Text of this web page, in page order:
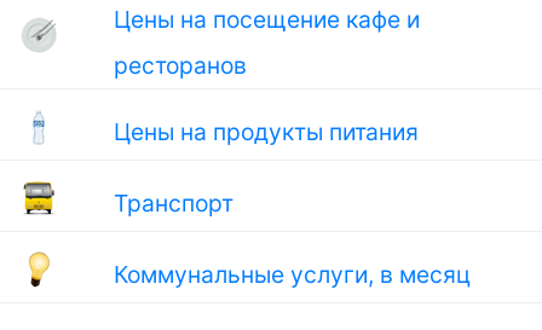
Цены на посещение кафе и
ресторанов
Цены на продукты питания
Транспорт
Коммунальные услуги, в месяц